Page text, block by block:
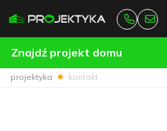
Znajdź projekt domu
projektyka kontakt